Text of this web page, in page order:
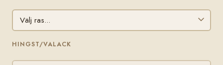
HINGST/VALACK